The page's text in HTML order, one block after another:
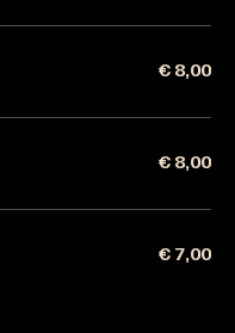
€ 8,00
€ 8,00
€ 7,00